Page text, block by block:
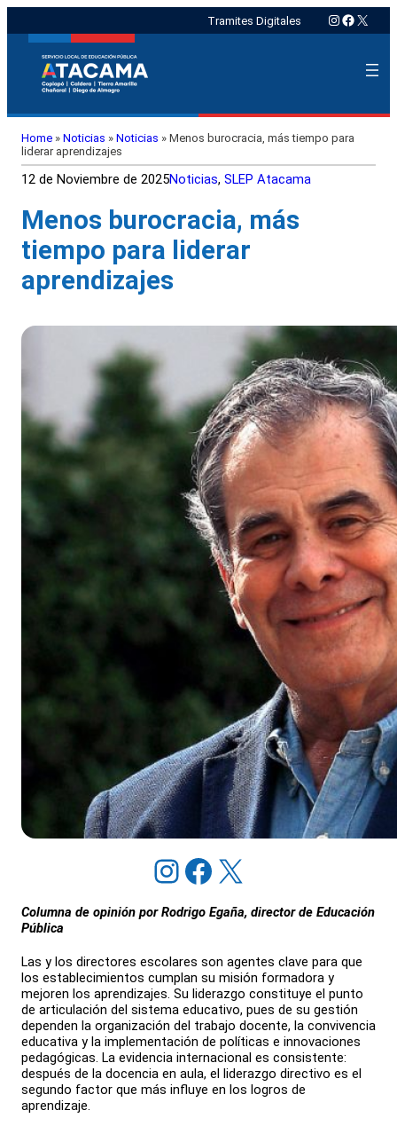
Tramites Digitales Instagram
X
Home » Noticias » Noticias » Menos burocracia, más tiempo para
liderar aprendizajes
12 de Noviembre de 2025Noticias, SLEP Atacama
Menos burocracia, más
tiempo para liderar
aprendizajes
Instagram Facebook X
Columna de opinión por Rodrigo Egaña, director de Educación
Pública
Las y los directores escolares son agentes clave para que
los establecimientos cumplan su misión formadora y
mejoren los aprendizajes. Su liderazgo constituye el punto
de articulación del sistema educativo, pues de su gestión
dependen la organización del trabajo docente, la convivencia
educativa y la implementación de políticas e innovaciones
pedagógicas. La evidencia internacional es consistente:
después de la docencia en aula, el liderazgo directivo es el
segundo factor que más influye en los logros de
aprendizaje.